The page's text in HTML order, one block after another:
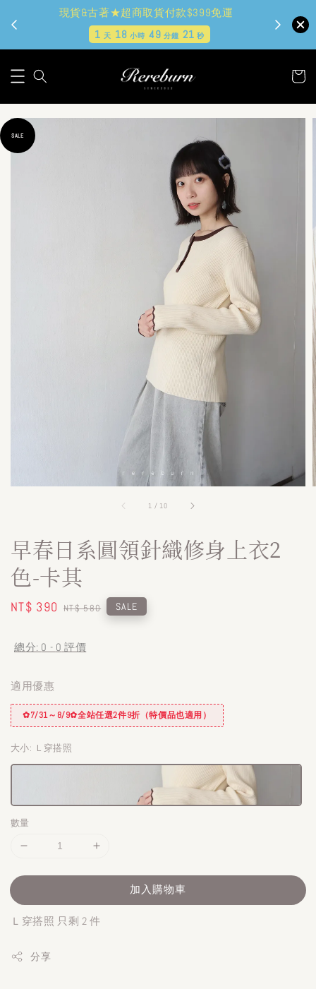
現貨&古著★超商取貨付款$399免運
1 天 18 小時 49 分鐘 19秒
1 / 10
SALE
早春日系圓領針織修身上衣2
色-卡其
Sale
NT$ 390 Regular
NT$ 580 SALE
總分: 0 - 0 評價
適用優惠
✿7/31～8/9✿全站任選2件9折（特價品也適用）
大小: Ｌ穿搭照
數量
加入購物車
Ｌ穿搭照 只剩 2 件
分享